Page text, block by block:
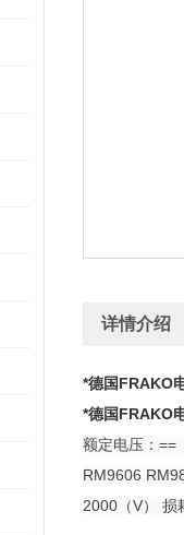
详情介绍
*德国FRAKO
*德国FRAKO
额定电压：==
RM9606
2000（V） 损